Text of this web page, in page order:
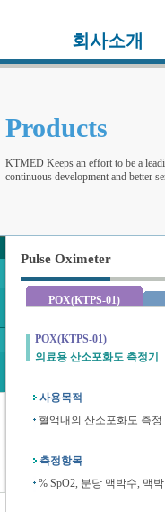
회사소개
Products
KTMED Keeps an effort to be a
continuous development and better
Pulse Oximeter
POX(KTPS-01)
POX(KTPS-01)
의료용 산소포화도 측정기
사용목적
혈액내의 산소포화도 측정
측정항목
% SpO2, 분당 맥박수, 맥